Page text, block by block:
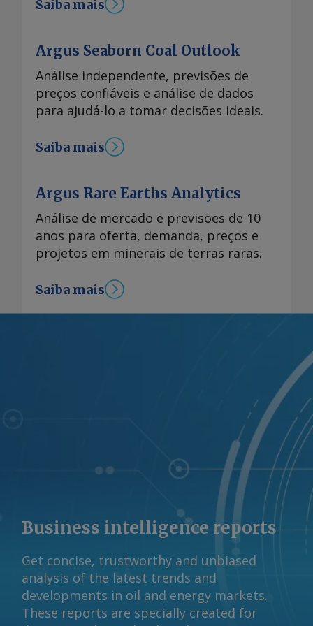
projeções da associação siderúrgica de
aumento das importações em
detrimento da produção doméstica
reforçam comentários recentes de
exportações totais de aço da China em
2023 aumentaram 36pc, para 90,3
esperam que as exportações de aço se
mantenham num nível relativamente
elevado em 2024, uma vez que a
procura local da China permanecerá
fraca, pressionada por uma lenta
recuperação na sua indústria
imobiliária — o maior setor
consumidor de aço do país. O Brasil
associação siderúrgica latino-americana
permite inundar o mundo com
produtos siderúrgicos e derivados a
preços muito baixos". As montadoras
não responderam aos pedidos de
comentários sobre se preferem aço
importado ou nacional para produção,
mas a associação brasileira de veículos
Anfavea disse à Argus que o preço do
aço tem impacto direto no custo de
fabricação de veículos e de máquinas
Saiba mais
Argus Seaborn Coal Outlook
Análise independente, previsões de
preços confiáveis e análise de dados
para ajudá-lo a tomar decisões ideais.
Saiba mais
Argus Rare Earths Analytics
Análise de mercado e previsões de 10
anos para oferta, demanda, preços e
projetos em minerais de terras raras.
Saiba mais
Business intelligence reports
Get concise, trustworthy and unbiased
analysis of the latest trends and
developments in oil and energy markets.
These reports are specially created for